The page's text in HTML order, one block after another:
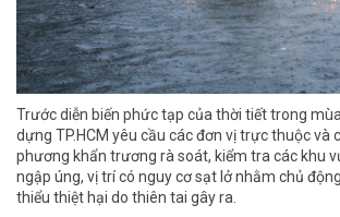
Trước diễn biến phức tạp của thời tiết trong
dựng TP.HCM yêu cầu các đơn vị trực thuộc và
phương khẩn trương rà soát, kiểm tra các khu
ngập úng, vị trí có nguy cơ sạt lở nhằm chủ
thiểu thiệt hại do thiên tai gây ra.